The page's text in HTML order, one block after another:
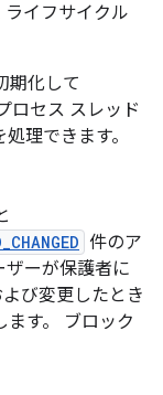
イフサイクル
期化して
ロセス スレッド
理できます。
件のア
ザーが保護者に
び変更したとき
す。 ブロック